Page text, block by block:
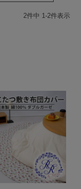
2件中 1-2件表示